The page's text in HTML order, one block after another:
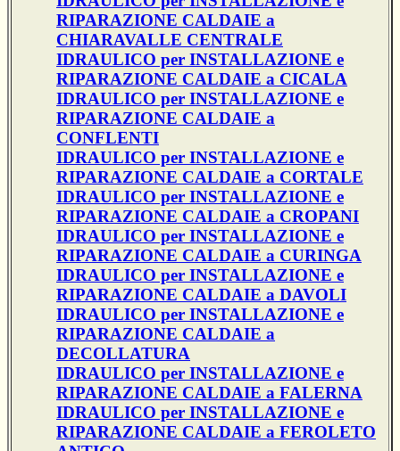
RIPARAZIONE CALDAIE a
CHIARAVALLE CENTRALE
IDRAULICO per INSTALLAZIONE e
RIPARAZIONE CALDAIE a CICALA
IDRAULICO per INSTALLAZIONE e
RIPARAZIONE CALDAIE a
CONFLENTI
IDRAULICO per INSTALLAZIONE e
RIPARAZIONE CALDAIE a CORTALE
IDRAULICO per INSTALLAZIONE e
RIPARAZIONE CALDAIE a CROPANI
IDRAULICO per INSTALLAZIONE e
RIPARAZIONE CALDAIE a CURINGA
IDRAULICO per INSTALLAZIONE e
RIPARAZIONE CALDAIE a DAVOLI
IDRAULICO per INSTALLAZIONE e
RIPARAZIONE CALDAIE a
DECOLLATURA
IDRAULICO per INSTALLAZIONE e
RIPARAZIONE CALDAIE a FALERNA
IDRAULICO per INSTALLAZIONE e
RIPARAZIONE CALDAIE a FEROLETO